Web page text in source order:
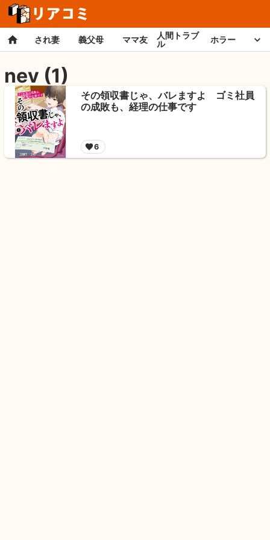
され妻 義父母 ママ友
人間トラブ
ル
ホラー
nev (1)
その領収書じゃ、バレますよ ゴミ社員
の成敗も、経理の仕事です
6